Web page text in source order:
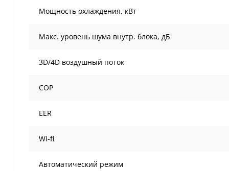
Мощность охлаждения, кВт
Макс. уровень шума внутр. блока, дБ
3D/4D воздушный поток
COP
EER
Wi-fi
Автоматический режим